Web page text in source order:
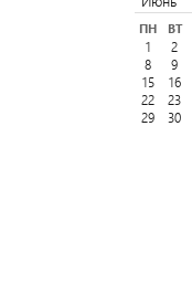
ПН ВТ
1
2
8
9
15
16
22
23
29
30